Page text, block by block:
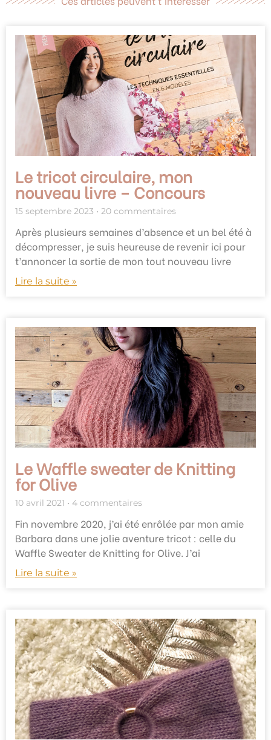
Le tricot circulaire, mon
nouveau livre – Concours
15 septembre 2023 20 commentaires
Après plusieurs semaines d’absence et un bel été à
décompresser, je suis heureuse de revenir ici pour
t’annoncer la sortie de mon tout nouveau livre
Lire la suite »
Le Waffle sweater de Knitting
for Olive
10 avril 2021 4 commentaires
Fin novembre 2020, j’ai été enrôlée par mon amie
Barbara dans une jolie aventure tricot : celle du
Waffle Sweater de Knitting for Olive. J’ai
Lire la suite »